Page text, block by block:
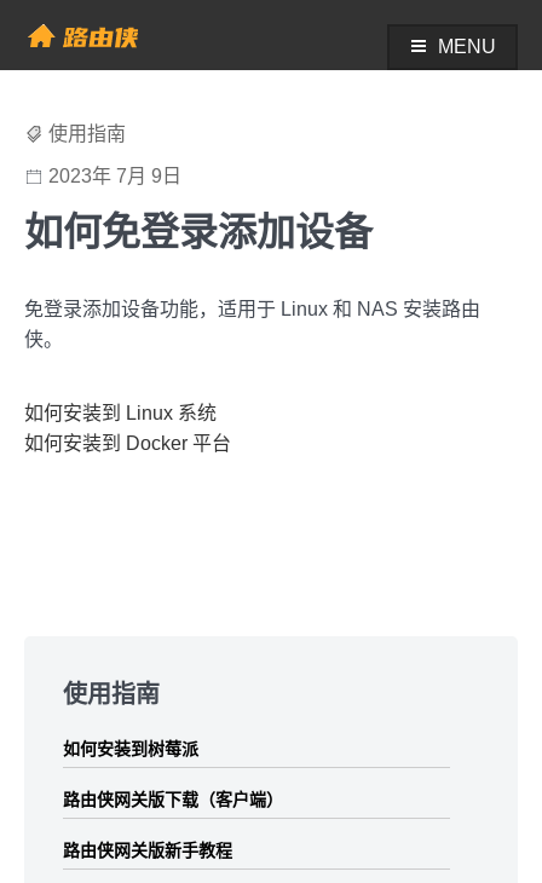
content
帮助中心 - 路由侠
MENU
使用指南
2023年 7月 9日
如何免登录添加设备
免登录添加设备功能，适用于 Linux 和 NAS 安装路由
侠。
如何安装到 Linux 系统
如何安装到 Docker 平台
footer
使用指南
如何安装到树莓派
路由侠网关版下载（客户端）
路由侠网关版新手教程